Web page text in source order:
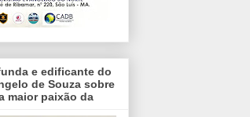
e edificante do
de Souza sobre
maior paixão da